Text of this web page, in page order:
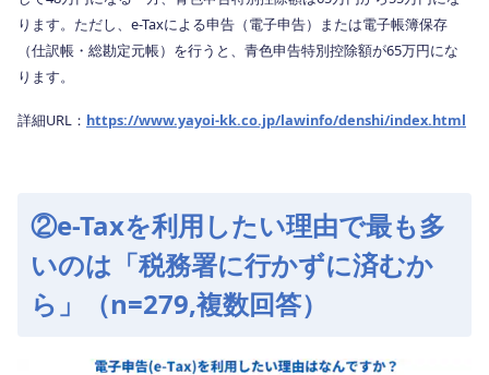
ります。ただし、e-Taxによる申告（電子申告）または電子帳簿保存
（仕訳帳・総勘定元帳）を行うと、青色申告特別控除額が65万円にな
ります。
詳細URL： https://www.yayoi-kk.co.jp/lawinfo/denshi/index.html
②e-Taxを利用したい理由で最も多
いのは「税務署に行かずに済むか
ら」（n=279,複数回答）